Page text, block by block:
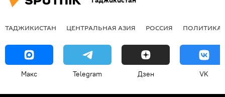
ТАДЖИКИСТАН ЦЕНТРАЛЬНАЯ АЗИЯ РОССИЯ ПОЛИТИКА
Макс Telegram Дзен VK